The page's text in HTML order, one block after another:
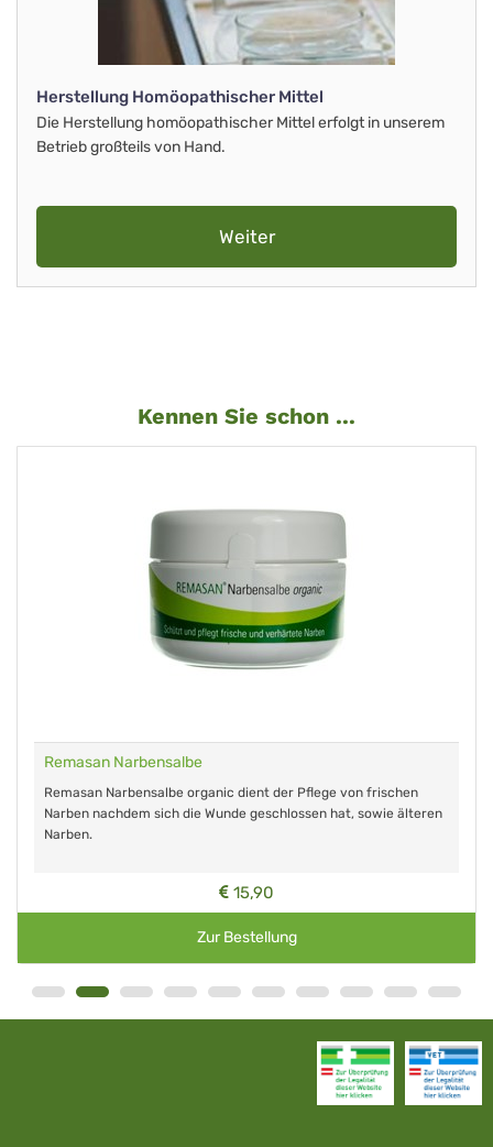
Herstellung Homöopathischer Mittel
Die Herstellung homöopathischer Mittel erfolgt in unserem
Betrieb großteils von Hand.
Weiter
Kennen Sie schon ...
Remasan Narbensalbe
Remasan Narbensalbe organic dient der Pflege von frischen
Narben nachdem sich die Wunde geschlossen hat, sowie älteren
Narben.
15,90
Zur Bestellung